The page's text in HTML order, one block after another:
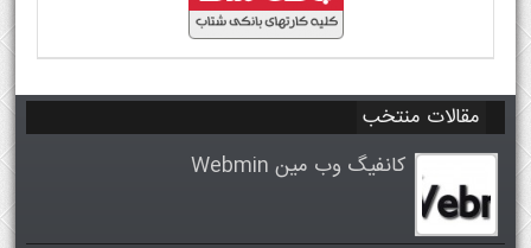
مقالات منتخب
کانفیگ وب مین Webmin